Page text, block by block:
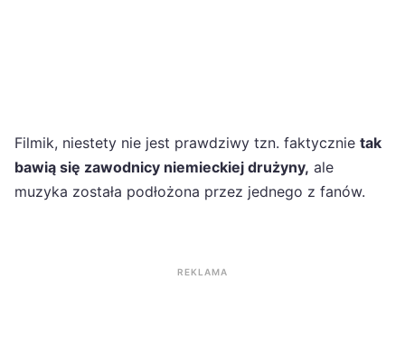
Filmik, niestety nie jest prawdziwy tzn. faktycznie tak
bawią się zawodnicy niemieckiej drużyny, ale
muzyka została podłożona przez jednego z fanów.
REKLAMA